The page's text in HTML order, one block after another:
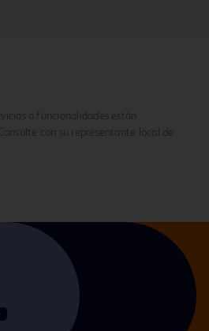
o funcionalidades están
con su representante local de